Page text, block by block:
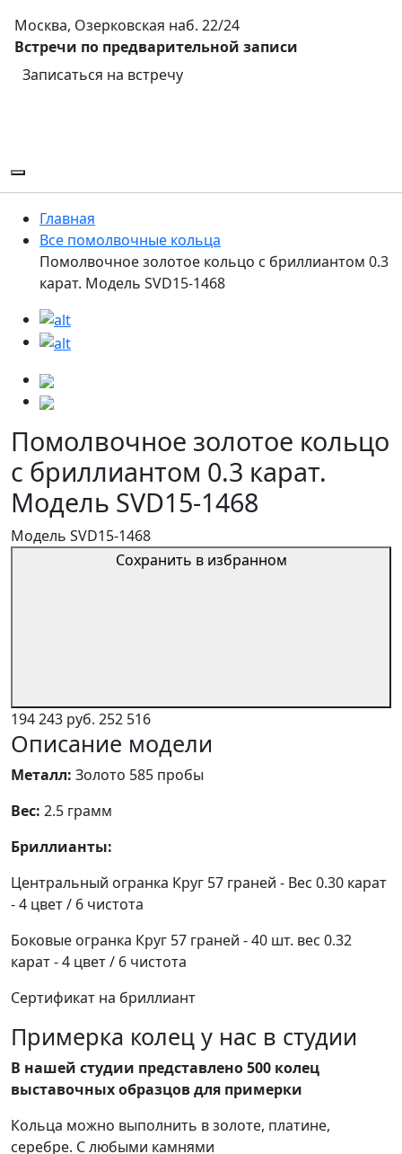
Москва, Озерковская наб. 22/24
Встречи по предварительной записи
Записаться на встречу
Главная
Все помолвочные кольца
Помолвочное золотое кольцо с бриллиантом 0.3
карат. Модель SVD15-1468
Помолвочное золотое кольцо
с бриллиантом 0.3 карат.
Модель SVD15-1468
Модель SVD15-1468
Сохранить в избранном
194 243 руб. 252 516
Описание модели
Металл: Золото 585 пробы
Вес: 2.5 грамм
Бриллианты:
Центральный огранка Круг 57 граней - Вес 0.30 карат
- 4 цвет / 6 чистота
Боковые огранка Круг 57 граней - 40 шт. вес 0.32
карат - 4 цвет / 6 чистота
Сертификат на бриллиант
Примерка колец у нас в студии
В нашей студии представлено 500 колец
выставочных образцов для примерки
Кольца можно выполнить в золоте, платине,
серебре. С любыми камнями